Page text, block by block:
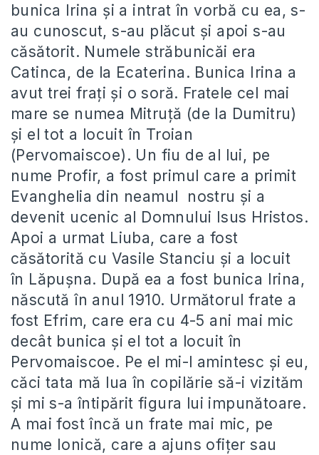
bunica Irina și a intrat în vorbă cu ea, s-
au cunoscut, s-au plăcut și apoi s-au
căsătorit. Numele străbunicăi era
Catinca, de la Ecaterina. Bunica Irina a
avut trei frați și o soră. Fratele cel mai
mare se numea Mitruță (de la Dumitru)
și el tot a locuit în Troian
(Pervomaiscoe). Un fiu de al lui, pe
nume Profir, a fost primul care a primit
Evanghelia din neamul nostru și a
devenit ucenic al Domnului Isus Hristos.
Apoi a urmat Liuba, care a fost
căsătorită cu Vasile Stanciu și a locuit
în Lăpușna. După ea a fost bunica Irina,
născută în anul 1910. Următorul frate a
fost Efrim, care era cu 4-5 ani mai mic
decât bunica și el tot a locuit în
Pervomaiscoe. Pe el mi-l amintesc și eu,
căci tata mă lua în copilărie să-i vizităm
și mi s-a întipărit figura lui impunătoare.
A mai fost încă un frate mai mic, pe
nume Ionică, care a ajuns ofițer sau